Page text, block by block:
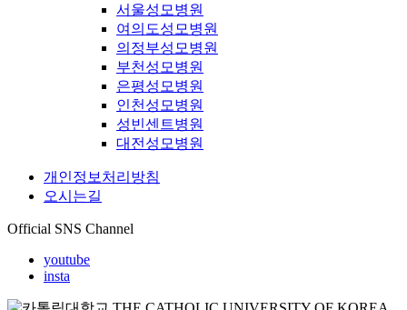
서울성모병원
여의도성모병원
의정부성모병원
부천성모병원
은평성모병원
인천성모병원
성빈센트병원
대전성모병원
개인정보처리방침
오시는길
Official SNS Channel
youtube
insta